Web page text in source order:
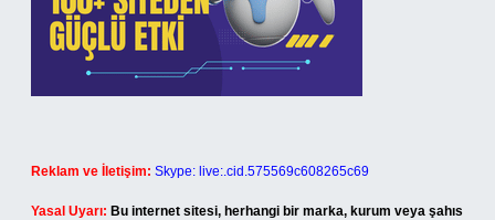
Reklam ve İletişim: Skype: live:.cid.575569c608265c69
Yasal Uyarı: Bu internet sitesi, herhangi bir marka, kurum veya şahıs